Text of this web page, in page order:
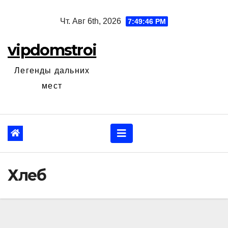
Чт. Авг 6th, 2026 7:49:47 PM
vipdomstroi
Легенды дальних
мест
Хлеб